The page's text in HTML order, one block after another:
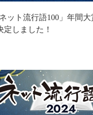
ット流行語100」年間
定しました！